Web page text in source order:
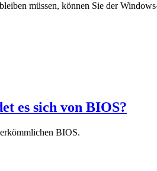
müssen, können Sie der
es sich von BIOS?
BIOS.